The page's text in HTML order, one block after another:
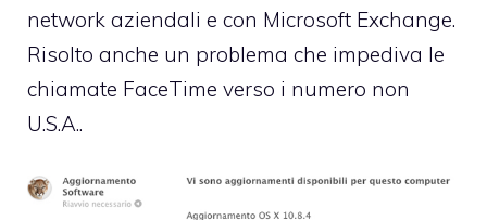
network aziendali e con Microsoft Exchange.
Risolto anche un problema che impediva le
chiamate FaceTime verso i numero non
U.S.A..